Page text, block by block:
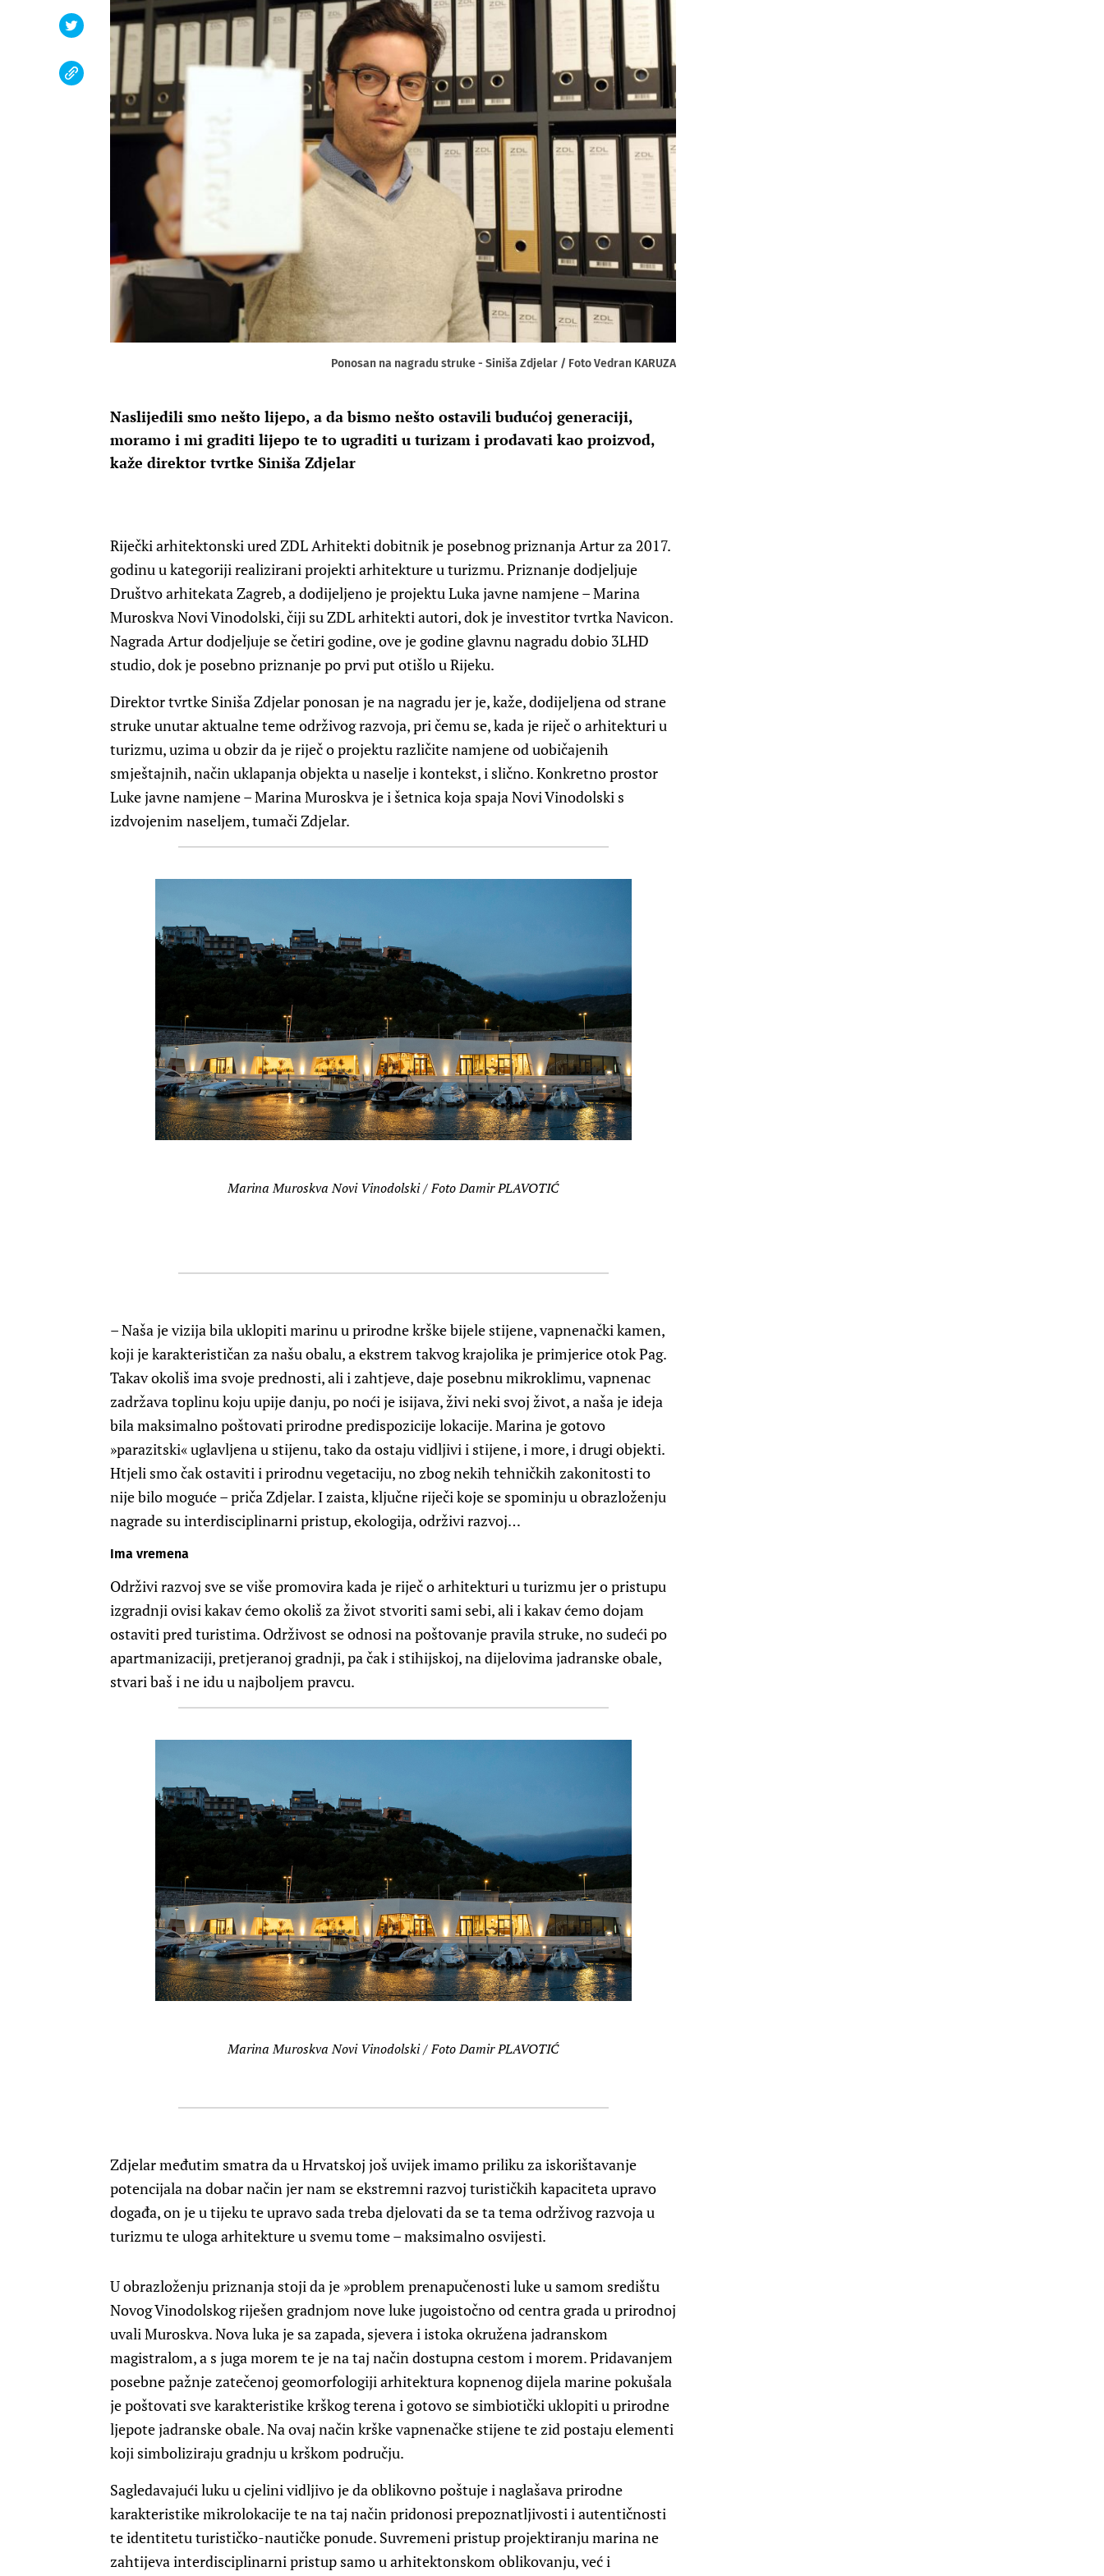
Ponosan na nagradu struke - Siniša Zdjelar / Foto Vedran KARUZA
Naslijedili smo nešto lijepo, a da bismo nešto ostavili budućoj generaciji,
moramo i mi graditi lijepo te to ugraditi u turizam i prodavati kao proizvod,
kaže direktor tvrtke Siniša Zdjelar
Riječki arhitektonski ured ZDL Arhitekti dobitnik je posebnog priznanja Artur za 2017.
godinu u kategoriji realizirani projekti arhitekture u turizmu. Priznanje dodjeljuje
Društvo arhitekata Zagreb, a dodijeljeno je projektu Luka javne namjene – Marina
Muroskva Novi Vinodolski, čiji su ZDL arhitekti autori, dok je investitor tvrtka Navicon.
Nagrada Artur dodjeljuje se četiri godine, ove je godine glavnu nagradu dobio 3LHD
studio, dok je posebno priznanje po prvi put otišlo u Rijeku.
Direktor tvrtke Siniša Zdjelar ponosan je na nagradu jer je, kaže, dodijeljena od strane
struke unutar aktualne teme održivog razvoja, pri čemu se, kada je riječ o arhitekturi u
turizmu, uzima u obzir da je riječ o projektu različite namjene od uobičajenih
smještajnih, način uklapanja objekta u naselje i kontekst, i slično. Konkretno prostor
Luke javne namjene – Marina Muroskva je i šetnica koja spaja Novi Vinodolski s
izdvojenim naseljem, tumači Zdjelar.
Marina Muroskva Novi Vinodolski / Foto Damir PLAVOTIĆ
– Naša je vizija bila uklopiti marinu u prirodne krške bijele stijene, vapnenački kamen,
koji je karakterističan za našu obalu, a ekstrem takvog krajolika je primjerice otok Pag.
Takav okoliš ima svoje prednosti, ali i zahtjeve, daje posebnu mikroklimu, vapnenac
zadržava toplinu koju upije danju, po noći je isijava, živi neki svoj život, a naša je ideja
bila maksimalno poštovati prirodne predispozicije lokacije. Marina je gotovo
»parazitski« uglavljena u stijenu, tako da ostaju vidljivi i stijene, i more, i drugi objekti.
Htjeli smo čak ostaviti i prirodnu vegetaciju, no zbog nekih tehničkih zakonitosti to
nije bilo moguće – priča Zdjelar. I zaista, ključne riječi koje se spominju u obrazloženju
nagrade su interdisciplinarni pristup, ekologija, održivi razvoj…
Ima vremena
Održivi razvoj sve se više promovira kada je riječ o arhitekturi u turizmu jer o pristupu
izgradnji ovisi kakav ćemo okoliš za život stvoriti sami sebi, ali i kakav ćemo dojam
ostaviti pred turistima. Održivost se odnosi na poštovanje pravila struke, no sudeći po
apartmanizaciji, pretjeranoj gradnji, pa čak i stihijskoj, na dijelovima jadranske obale,
stvari baš i ne idu u najboljem pravcu.
Marina Muroskva Novi Vinodolski / Foto Damir PLAVOTIĆ
Zdjelar međutim smatra da u Hrvatskoj još uvijek imamo priliku za iskorištavanje
potencijala na dobar način jer nam se ekstremni razvoj turističkih kapaciteta upravo
događa, on je u tijeku te upravo sada treba djelovati da se ta tema održivog razvoja u
turizmu te uloga arhitekture u svemu tome – maksimalno osvijesti.
U obrazloženju priznanja stoji da je »problem prenapučenosti luke u samom središtu
Novog Vinodolskog riješen gradnjom nove luke jugoistočno od centra grada u prirodnoj
uvali Muroskva. Nova luka je sa zapada, sjevera i istoka okružena jadranskom
magistralom, a s juga morem te je na taj način dostupna cestom i morem. Pridavanjem
posebne pažnje zatečenoj geomorfologiji arhitektura kopnenog dijela marine pokušala
je poštovati sve karakteristike krškog terena i gotovo se simbiotički uklopiti u prirodne
ljepote jadranske obale. Na ovaj način krške vapnenačke stijene te zid postaju elementi
koji simboliziraju gradnju u krškom području.
Sagledavajući luku u cjelini vidljivo je da oblikovno poštuje i naglašava prirodne
karakteristike mikrolokacije te na taj način pridonosi prepoznatljivosti i autentičnosti
te identitetu turističko-nautičke ponude. Suvremeni pristup projektiranju marina ne
zahtijeva interdisciplinarni pristup samo u arhitektonskom oblikovanju, već i